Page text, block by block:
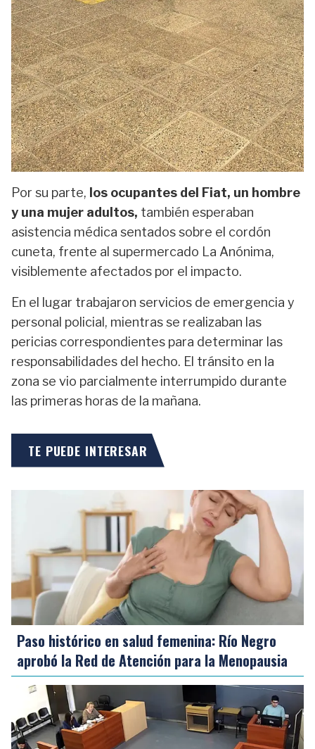
Por su parte, los ocupantes del Fiat, un hombre
y una mujer adultos, también esperaban
asistencia médica sentados sobre el cordón
cuneta, frente al supermercado La Anónima,
visiblemente afectados por el impacto.
En el lugar trabajaron servicios de emergencia y
personal policial, mientras se realizaban las
pericias correspondientes para determinar las
responsabilidades del hecho. El tránsito en la
zona se vio parcialmente interrumpido durante
las primeras horas de la mañana.
TE PUEDE INTERESAR
Paso histórico en salud femenina: Río Negro
aprobó la Red de Atención para la Menopausia